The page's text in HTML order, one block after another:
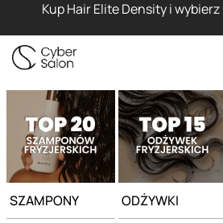
Kup Hair Elite Density i wybierz
SZAMPONY ODŻYWKI
Strona główna - Cyber Salon